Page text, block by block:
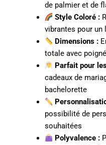
de palmier et de
Style Coloré :
vibrantes pour un
Dimensions :
totale avec
Parfait pour
cadeaux de
bachelorette
possibilité de
souhaitées
Polyvalence :